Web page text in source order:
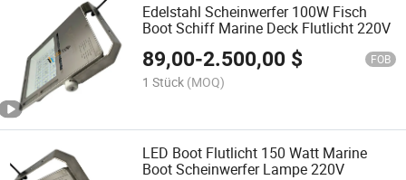
Edelstahl Scheinwerfer 100W Fisch
Boot Schiff Marine Deck Flutlicht 220V
89,00-2.500,00 $ FOB
1 Stück (MOQ)
LED Boot Flutlicht 150 Watt Marine
Boot Scheinwerfer Lampe 220V